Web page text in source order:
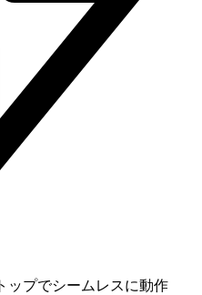
ップでシームレスに動作